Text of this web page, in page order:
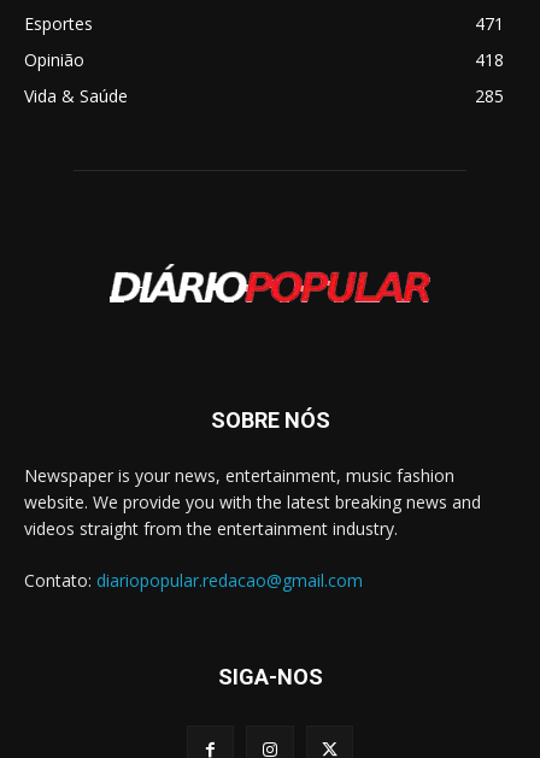
Esportes
471
Opinião
418
Vida & Saúde
285
SOBRE NÓS
Newspaper is your news, entertainment, music fashion
website. We provide you with the latest breaking news and
videos straight from the entertainment industry.
Contato: diariopopular.redacao@gmail.com
SIGA-NOS